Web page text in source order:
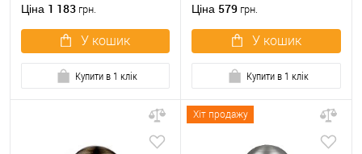
Ціна 1 183 грн.
У кошик
Купити в 1 клік
Ціна 579 грн.
У кошик
Купити в 1 клік
Хіт продажу